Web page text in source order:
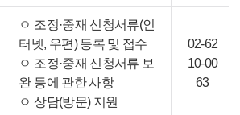
ㅇ 조정·중재 신청서류(인
터넷, 우편) 등록 및 접수
ㅇ 조정·중재 신청서류 보
완 등에 관한 사항
ㅇ 상담(방문) 지원
02-62
10-00
63